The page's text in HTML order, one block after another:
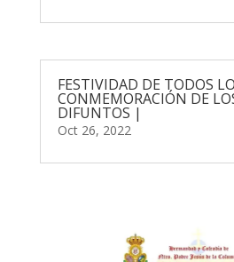
FESTIVIDAD DE TODOS
CONMEMORACIÓN DE
DIFUNTOS |
Oct 26, 2022